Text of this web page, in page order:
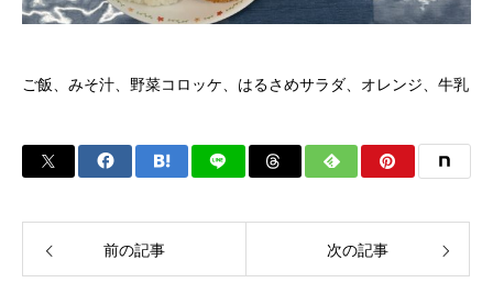
ご飯、みそ汁、野菜コロッケ、はるさめサラダ、オレンジ、牛乳
前の記事 次の記事